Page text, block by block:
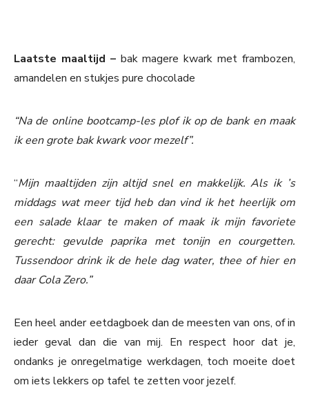
Laatste maaltijd – bak magere kwark met frambozen,
amandelen en stukjes pure chocolade
“Na de online bootcamp-les plof ik op de bank en maak
ik een grote bak kwark voor mezelf”.
“Mijn maaltijden zijn altijd snel en makkelijk. Als ik ’s
middags wat meer tijd heb dan vind ik het heerlijk om
een salade klaar te maken of maak ik mijn favoriete
gerecht: gevulde paprika met tonijn en courgetten.
Tussendoor drink ik de hele dag water, thee of hier en
daar Cola Zero.”
Een heel ander eetdagboek dan de meesten van ons, of in
ieder geval dan die van mij. En respect hoor dat je,
ondanks je onregelmatige werkdagen, toch moeite doet
om iets lekkers op tafel te zetten voor jezelf.